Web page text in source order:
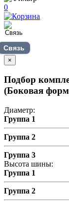
0
Связь
×
Подбор
(Боковая
Диаметр:
Группа 1
Группа 2
Группа 3
Высота шины:
Группа 1
Группа 2